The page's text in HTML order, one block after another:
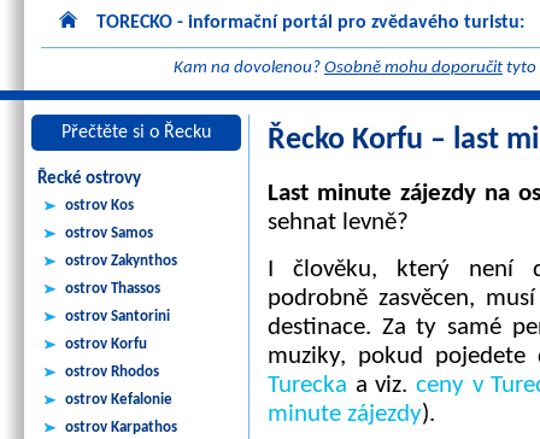
TORECKO - informační portál pro zvědavého
Kam na dovolenou? Osobně mohu doporučit
Přečtěte si o Řecku
Řecké ostrovy
ostrov Kos
ostrov Samos
ostrov Zakynthos
ostrov Thassos
ostrov Santorini
ostrov Korfu
ostrov Rhodos
ostrov Kefalonie
ostrov Karpathos
Řecko Korfu – last
Last minute zájezdy na
sehnat levně?
I člověku, který není
podrobně zasvěcen,
destinace. Za ty samé
muziky, pokud
Turecka a viz. ceny v
minute zájezdy).